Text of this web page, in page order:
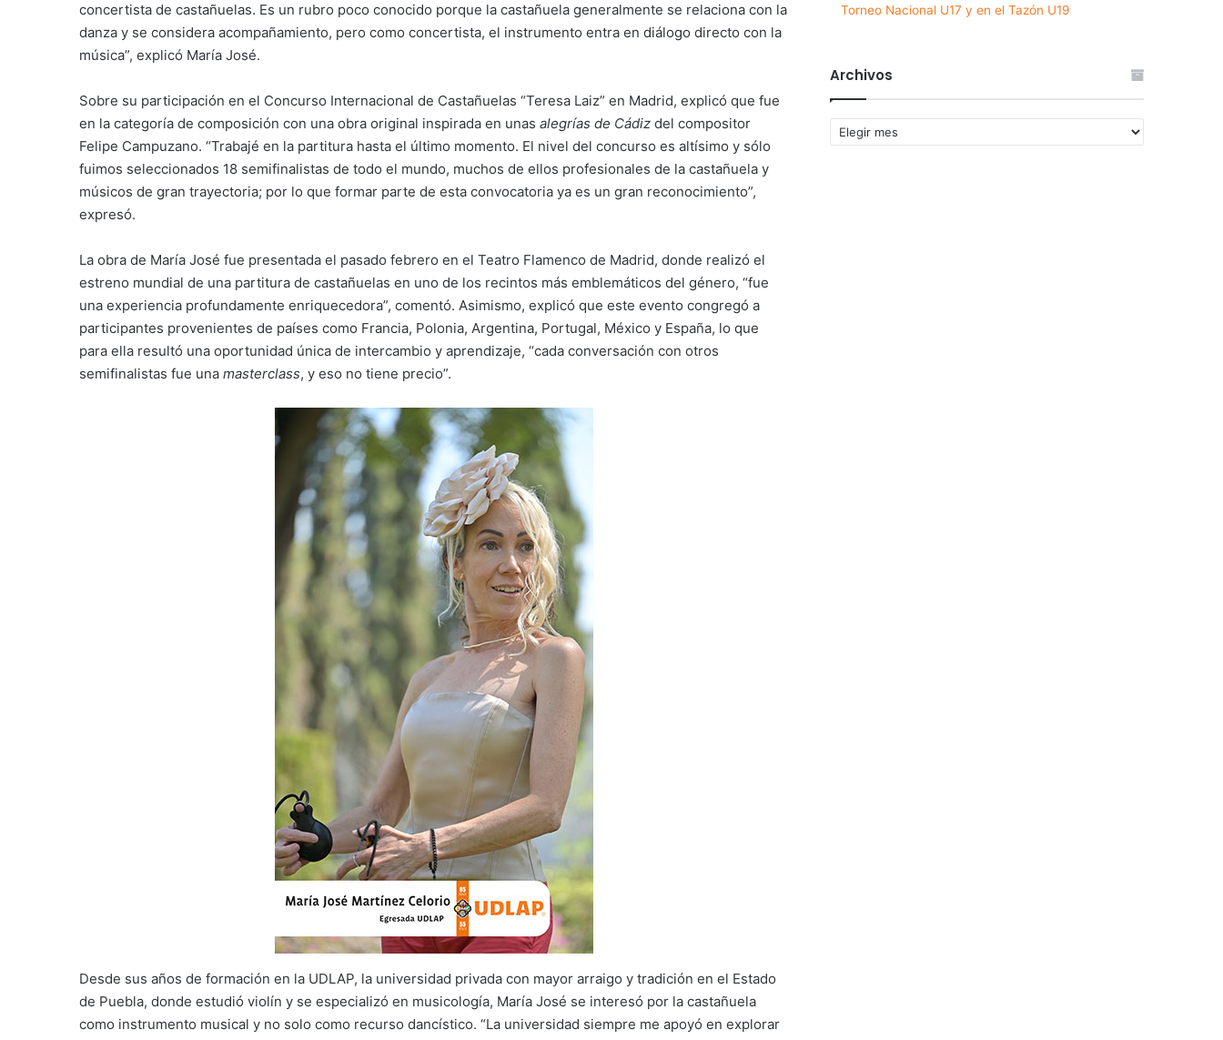
concertista de castañuelas. Es un rubro poco conocido porque la castañuela generalmente se relaciona con la
danza y se considera acompañamiento, pero como concertista, el instrumento entra en diálogo directo con la
música”, explicó María José.
Sobre su participación en el Concurso Internacional de Castañuelas “Teresa Laiz” en Madrid, explicó que fue
en la categoría de composición con una obra original inspirada en unas alegrías de Cádiz del compositor
Felipe Campuzano. “Trabajé en la partitura hasta el último momento. El nivel del concurso es altísimo y sólo
fuimos seleccionados 18 semifinalistas de todo el mundo, muchos de ellos profesionales de la castañuela y
músicos de gran trayectoria; por lo que formar parte de esta convocatoria ya es un gran reconocimiento”,
expresó.
La obra de María José fue presentada el pasado febrero en el Teatro Flamenco de Madrid, donde realizó el
estreno mundial de una partitura de castañuelas en uno de los recintos más emblemáticos del género, “fue
una experiencia profundamente enriquecedora”, comentó. Asimismo, explicó que este evento congregó a
participantes provenientes de países como Francia, Polonia, Argentina, Portugal, México y España, lo que
para ella resultó una oportunidad única de intercambio y aprendizaje, “cada conversación con otros
semifinalistas fue una masterclass, y eso no tiene precio”.
Desde sus años de formación en la UDLAP, la universidad privada con mayor arraigo y tradición en el Estado
de Puebla, donde estudió violín y se especializó en musicología, María José se interesó por la castañuela
como instrumento musical y no solo como recurso dancístico. “La universidad siempre me apoyó en explorar
Torneo Nacional U17 y en el Tazón U19
Archivos
Archivos